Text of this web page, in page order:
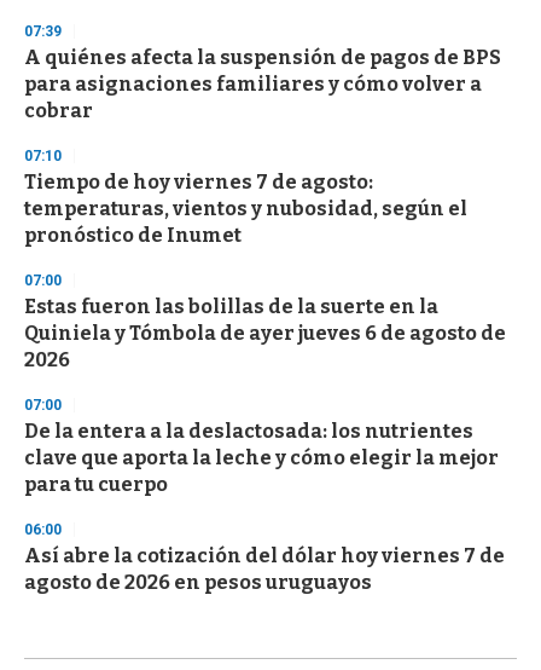
07:39
A quiénes afecta la suspensión de pagos de BPS
para asignaciones familiares y cómo volver a
cobrar
07:10
Tiempo de hoy viernes 7 de agosto:
temperaturas, vientos y nubosidad, según el
pronóstico de Inumet
07:00
Estas fueron las bolillas de la suerte en la
Quiniela y Tómbola de ayer jueves 6 de agosto de
2026
07:00
De la entera a la deslactosada: los nutrientes
clave que aporta la leche y cómo elegir la mejor
para tu cuerpo
06:00
Así abre la cotización del dólar hoy viernes 7 de
agosto de 2026 en pesos uruguayos